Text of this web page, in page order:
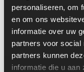
personaliseren, om
en om ons
informatie over uw
partners voor social
partners kunnen
informatie die u aan
Past op de volgende
Toeren per minuut:
Land: